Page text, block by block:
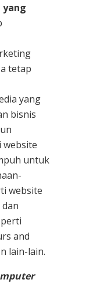
yang
tetap
yang
bisnis
website
untuk
website
dan
and
lain-lain.